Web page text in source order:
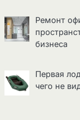
Ремонт
бизнеса
Первая
чего не